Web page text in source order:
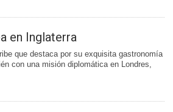
en Inglaterra
que destaca por su exquisita gastronomía
con una misión diplomática en Londres,